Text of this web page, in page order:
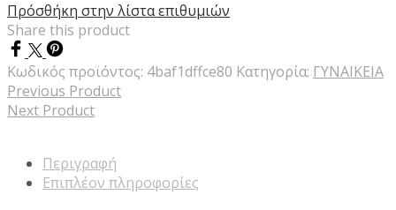
Πρόσθήκη στην λίστα επιθυμιών
Share this product
Κωδικός προϊόντος: 4baf1dffce80 Κατηγορία: ΓΥΝΑΙΚΕΙΑ
Previous Product
Next Product
Περιγραφή
Επιπλέον πληροφορίες